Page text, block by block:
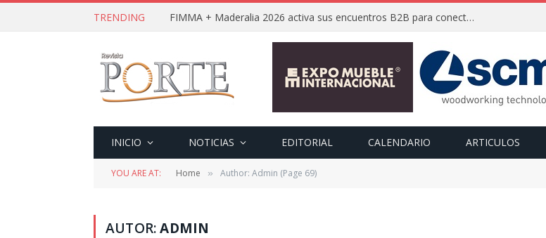
TRENDING FIMMA + Maderalia 2026 activa sus encuentros B2B para conectar a expositores con compradores internacionales
INICIO NOTICIAS EDITORIAL CALENDARIO ARTICULOS
YOU ARE AT: Home » Author: Admin (Page 69)
AUTOR:ADMIN